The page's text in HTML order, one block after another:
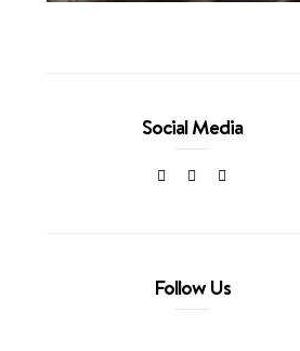
Social Media
Follow Us